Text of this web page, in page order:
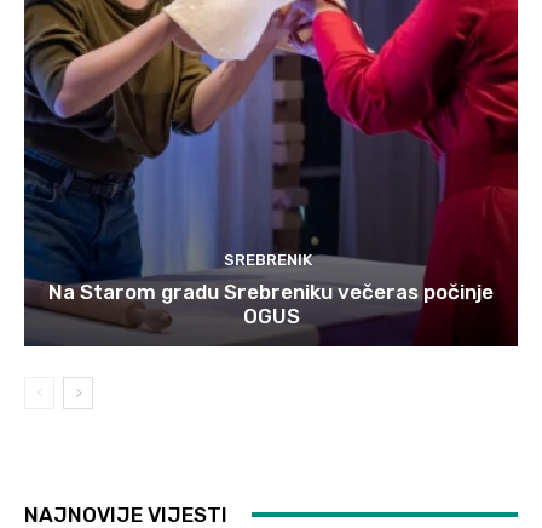
SREBRENIK
Na Starom gradu Srebreniku večeras počinje
OGUS
NAJNOVIJE VIJESTI